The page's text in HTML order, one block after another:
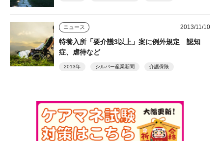
ニュース 2013/11/10
特養入所「要介護3以上」案に例外規定 認知
症、虐待など
2013年 シルバー産業新聞 介護保険